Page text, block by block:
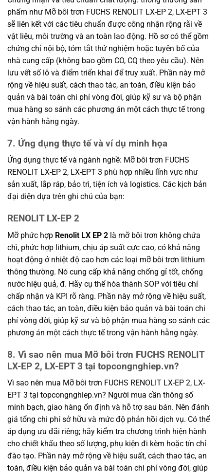
phẩm như Mỡ bôi trơn FUCHS RENOLIT LX-EP 2, LX-EPT 3
sẽ liên kết với các tiêu chuẩn được công nhận rộng rãi về
vật liệu, môi trường và an toàn lao động. Hồ sơ có thể gồm
chứng chỉ nội bộ, tóm tắt thử nghiệm hoặc tuyên bố của
nhà cung cấp (không bao gồm CO, CQ theo yêu cầu). Nên
lưu vết số lô và điểm triển khai để truy xuất. Phần này mở
rộng về hiệu suất, cách thao tác, an toàn, điều kiện bảo
quản và bài toán chi phí vòng đời, giúp kỹ sư và bộ phận
mua hàng so sánh các phương án một cách thực tế trong
vận hành hằng ngày.
7. Ứng dụng thực tế và ví dụ minh họa
Ứng dụng thực tế và ngành nghề: Mỡ bôi trơn FUCHS
RENOLIT LX-EP 2, LX-EPT 3 phù hợp nhiều lĩnh vực như
sản xuất, lắp ráp, bảo trì, tiện ích và logistics. Các kịch bản
đại diện dựa trên ghi chú của bạn:
RENOLIT LX-EP 2
Mỡ phức hợp Renolit LX EP 2 là mỡ bôi trơn không chứa
chì, phức hợp lithium, chịu áp suất cực cao, có khả năng
hoạt động ở nhiệt độ cao hơn các loại mỡ bôi trơn lithium
thông thường. Nó cung cấp khả năng chống gỉ tốt, chống
nước hiệu quả, đ. Hãy cụ thể hóa thành SOP với tiêu chí
chấp nhận và KPI rõ ràng. Phần này mở rộng về hiệu suất,
cách thao tác, an toàn, điều kiện bảo quản và bài toán chi
phí vòng đời, giúp kỹ sư và bộ phận mua hàng so sánh các
phương án một cách thực tế trong vận hành hằng ngày.
8. Vì sao nên mua Mỡ bôi trơn FUCHS RENOLIT
LX-EP 2, LX-EPT 3 tại topcongnghiep.vn?
Vì sao nên mua Mỡ bôi trơn FUCHS RENOLIT LX-EP 2, LX-
EPT 3 tại topcongnghiep.vn? Người mua cần thông số
minh bạch, giao hàng ổn định và hỗ trợ sau bán. Nên đánh
giá tổng chi phí sở hữu và mức độ phản hồi dịch vụ. Có thể
áp dụng ưu đãi riêng; hãy kiểm tra chương trình hiện hành
cho chiết khấu theo số lượng, phụ kiện đi kèm hoặc tín chỉ
đào tạo. Phần này mở rộng về hiệu suất, cách thao tác, an
toàn, điều kiện bảo quản và bài toán chi phí vòng đời, giúp